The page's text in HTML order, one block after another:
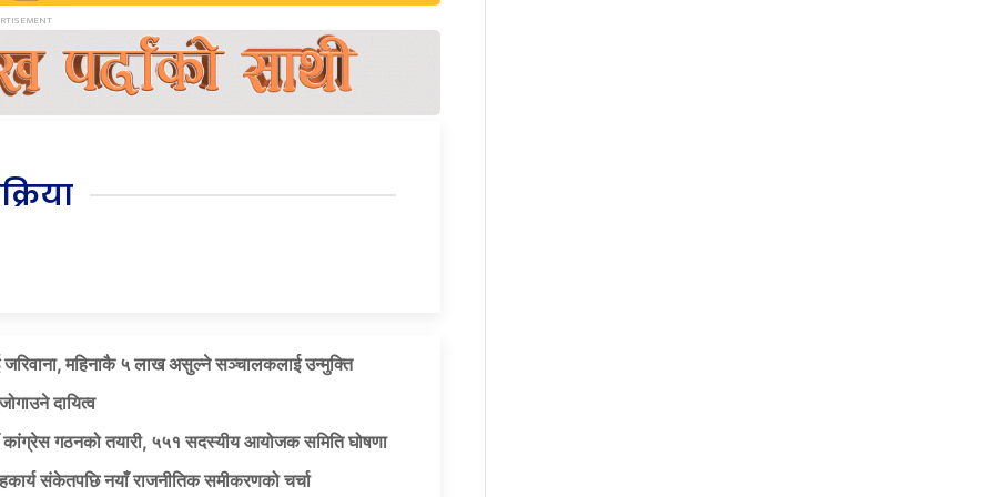
महिनाकै ५ लाख असुल्ने सञ्चालकलाई उन्मुक्ति
दायित्व
गठनको तयारी, ५५१ सदस्यीय आयोजक समिति घोषणा
संकेतपछि नयाँ राजनीतिक समीकरणको चर्चा